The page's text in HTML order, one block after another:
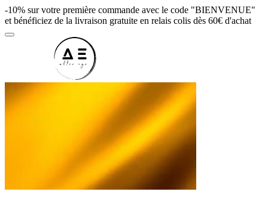
-10% sur votre première commande avec le code "BIENVENUE"
et bénéficiez de la livraison gratuite en relais colis dès 60€ d'achat